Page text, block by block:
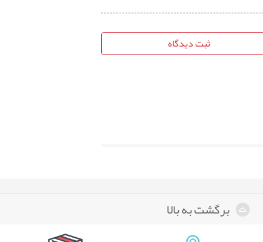
ثبت دیدگاه
برگشت به بالا